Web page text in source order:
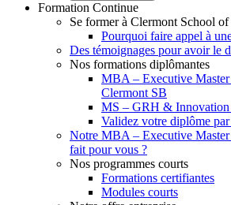
Formation Continue
Se former à Clermont School of
Pourquoi faire appel à
Des témoignages pour avoir le
Nos formations diplômantes
MBA – Executive Master
Clermont SB
MS – GRH & Innovation
Validez votre diplôme
Notre MBA – Executive Master
fait pour vous ?
Nos programmes courts
Formations certifiantes
Modules courts